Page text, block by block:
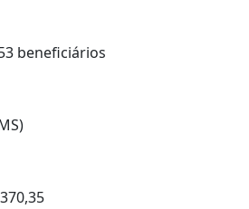
beneficiários